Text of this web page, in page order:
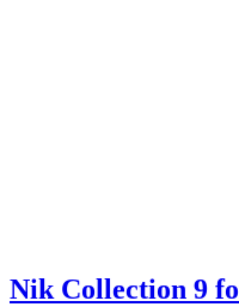
Nik Collection 9